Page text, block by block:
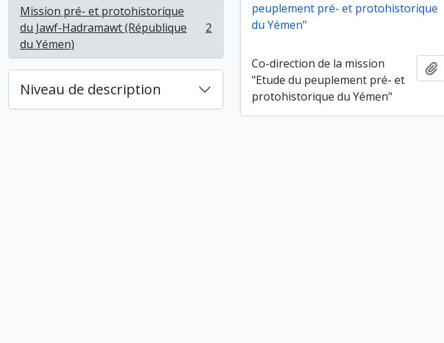
Mission pré- et protohistorique
du Jawf-Hadramawt (République
du Yémen)
, 2 résultats 2
Niveau de description
peuplement pré- et protohistorique
du Yémen"
Co-direction de la mission
"Etude du peuplement pré- et
protohistorique du Yémen"